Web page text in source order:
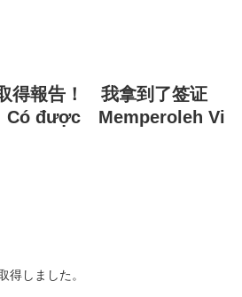
得報告！ 我拿到了签证
Có được Memperoleh Vi
得しました。